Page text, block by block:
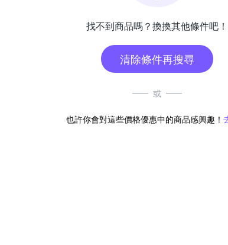
找不到商品嗎？換換其他條件吧！
清除條件再搜尋
或
也許你會對這些價格優惠中的商品感興趣！